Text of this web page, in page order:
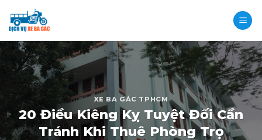
content
XE BA GÁC TPHCM
20 Điều Kiêng Kỵ Tuyệt Đối Cần
Tránh Khi Thuê Phòng Trọ